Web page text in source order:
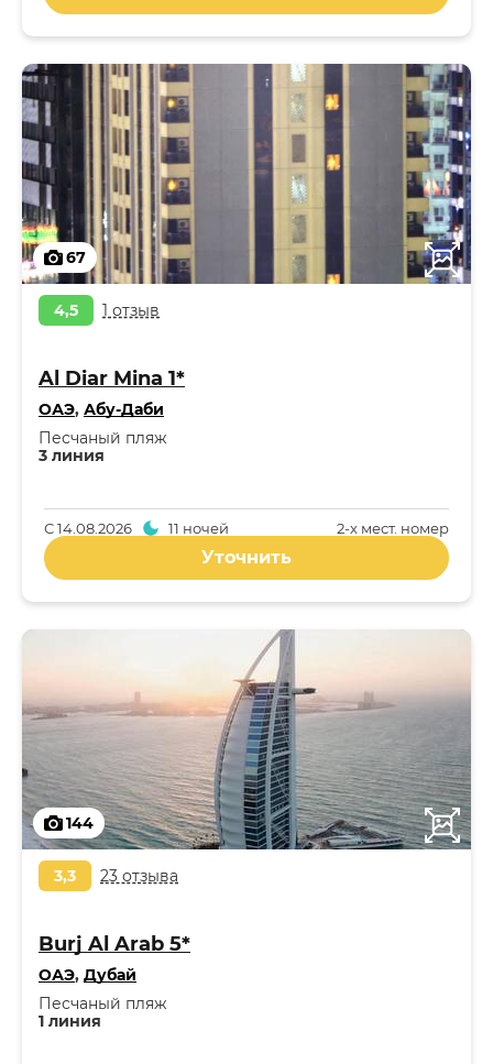
67
4,5 1 отзыв
Al Diar Mina 1*
ОАЭ, Абу-Даби
3 линия
Песчаный пляж
2-x мест. номер
С14.08.2026 11 ночей
Уточнить
144
3,3 23 отзыва
Burj Al Arab 5*
ОАЭ, Дубай
1 линия
Песчаный пляж